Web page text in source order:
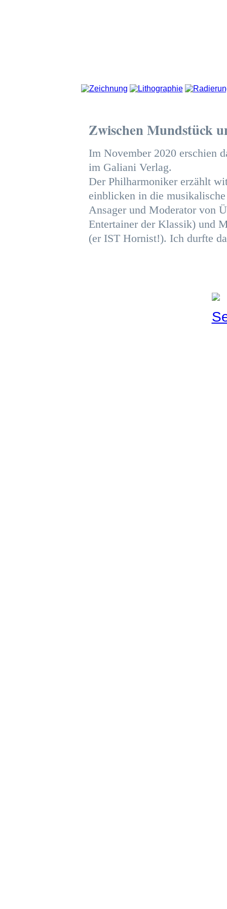
Zwischen Mundstück
Im November 2020 erschien
im Galiani Verlag.
Der Philharmoniker erzählt
einblicken in die
Ansager und Moderator von
Entertainer der Klassik) und
(er IST Hornist!). Ich durfte